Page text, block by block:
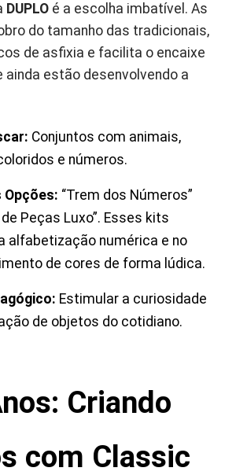
DUPLO é a escolha imbatível. As
do tamanho das tradicionais,
de asfixia e facilita o encaixe
ainda estão desenvolvendo a
Conjuntos com animais,
e números.
Opções: “Trem dos Números”
de Peças Luxo”. Esses kits
alfabetização numérica e no
de cores de forma lúdica.
Estimular a curiosidade
de objetos do cotidiano.
Criando
com Classic